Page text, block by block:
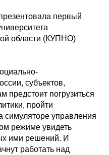
первый
области (КУПНО)
субъектов,
предстоит погрузиться
пройти
симуляторе управления
режиме увидеть
ими решений. И
работать над